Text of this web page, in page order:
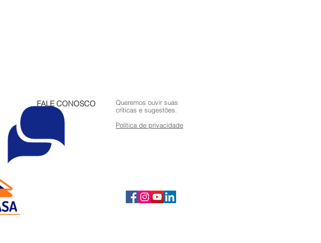
FALE CONOSCO
Queremos ouvir suas
críticas e sugestões.
Política de privacidade